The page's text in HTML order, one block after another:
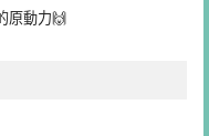
原動力🙌